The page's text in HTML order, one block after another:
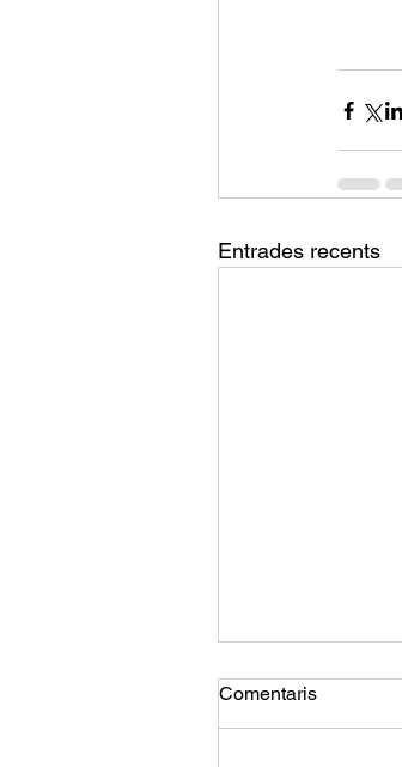
Entrades recents
Comentaris